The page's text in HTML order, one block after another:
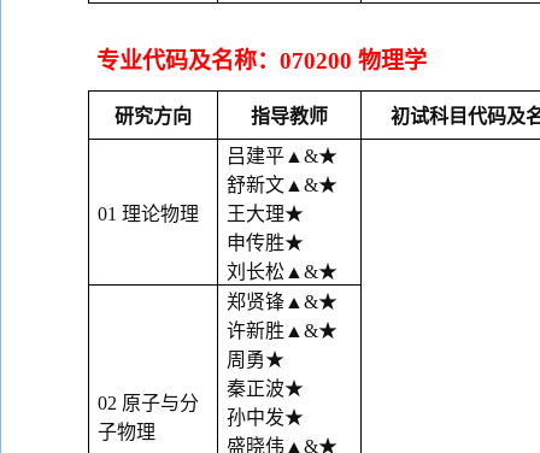
专业代码及名称： 070200 物理学
研究方向 指导教师 初试科目代码及
01 理论物理
吕建平 ▲&★
舒新文 ▲&★
王大理★
申传胜★
刘长松 ▲&★
02 原子与分
子物理
郑贤锋 ▲&★
许新胜 ▲&★
周勇★
秦正波★
孙中发★
盛晓伟 ▲&★